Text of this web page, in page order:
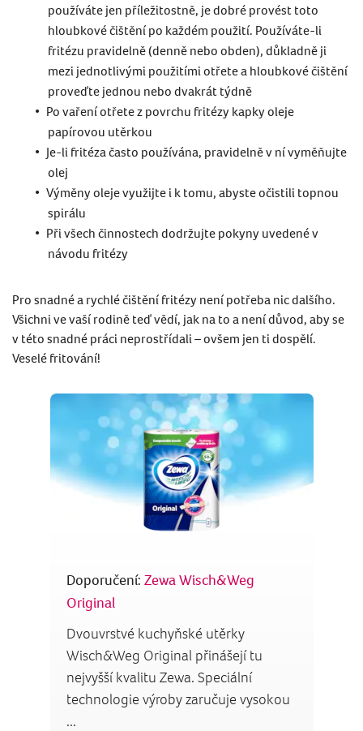
Doporučení: Zewa Wisch&Weg
Original
Dvouvrstvé kuchyňské utěrky
Wisch&Weg Original přinášejí tu
nejvyšší kvalitu Zewa. Speciální
technologie výroby zaručuje vysokou
...
používáte jen příležitostně, je dobré provést toto
hloubkové čištění po každém použití. Používáte-li
fritézu pravidelně (denně nebo obden), důkladně ji
mezi jednotlivými použitími otřete a hloubkové čištění
proveďte jednou nebo dvakrát týdně
Po vaření otřete z povrchu fritézy kapky oleje
papírovou utěrkou
Je-li fritéza často používána, pravidelně v ní vyměňujte
olej
Výměny oleje využijte i k tomu, abyste očistili topnou
spirálu
Při všech činnostech dodržujte pokyny uvedené v
návodu fritézy
Pro snadné a rychlé čištění fritézy není potřeba nic dalšího.
Všichni ve vaší rodině teď vědí, jak na to a není důvod, aby se
v této snadné práci neprostřídali – ovšem jen ti dospělí.
Veselé fritování!